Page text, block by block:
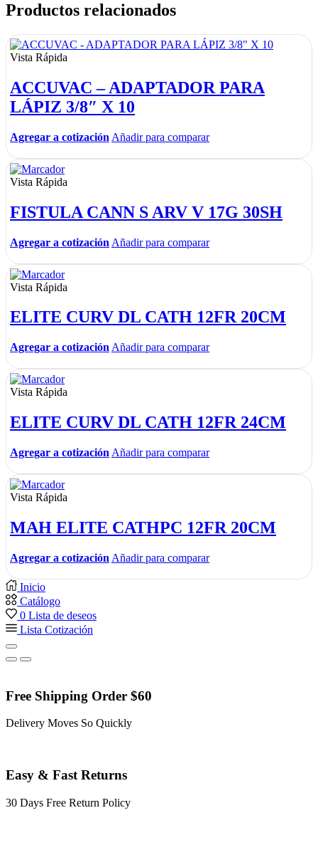
Productos relacionados
Vista Rápida
ACCUVAC – ADAPTADOR PARA
LÁPIZ 3/8″ X 10
Agregar a cotización Añadir para comparar
Vista Rápida
FISTULA CANN S ARV V 17G 30SH
Agregar a cotización Añadir para comparar
Vista Rápida
ELITE CURV DL CATH 12FR 20CM
Agregar a cotización Añadir para comparar
Vista Rápida
ELITE CURV DL CATH 12FR 24CM
Agregar a cotización Añadir para comparar
Vista Rápida
MAH ELITE CATHPC 12FR 20CM
Agregar a cotización Añadir para comparar
Inicio
Catálogo
0 Lista de deseos
Lista Cotización
Free Shipping Order $60
Delivery Moves So Quickly
Easy & Fast Returns
30 Days Free Return Policy